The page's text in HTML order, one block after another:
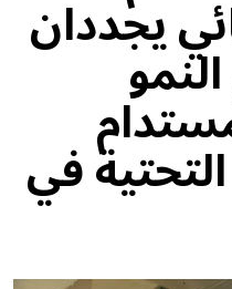
يجددان
في